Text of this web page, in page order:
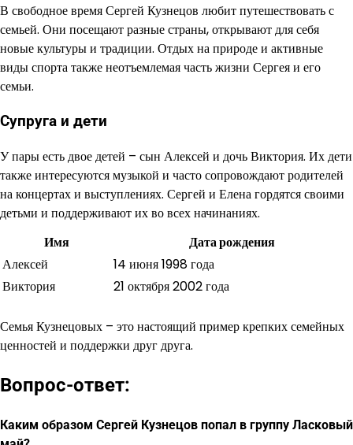
В свободное время Сергей Кузнецов любит путешествовать с
семьей. Они посещают разные страны, открывают для себя
новые культуры и традиции. Отдых на природе и активные
виды спорта также неотъемлемая часть жизни Сергея и его
семьи.
Супруга и дети
У пары есть двое детей – сын Алексей и дочь Виктория. Их дети
также интересуются музыкой и часто сопровождают родителей
на концертах и выступлениях. Сергей и Елена гордятся своими
детьми и поддерживают их во всех начинаниях.
Имя
Дата рождения
Алексей
14 июня 1998 года
Виктория
21 октября 2002 года
Семья Кузнецовых – это настоящий пример крепких семейных
ценностей и поддержки друг друга.
Вопрос-ответ:
Каким образом Сергей Кузнецов попал в группу Ласковый